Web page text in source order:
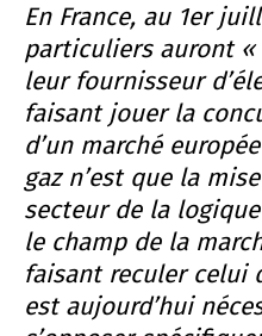
En France, au 1er
particuliers auront
leur fournisseur
faisant jouer la
d’un marché
gaz n’est que la
secteur de la
le champ de la
faisant reculer celui
est aujourd’hui